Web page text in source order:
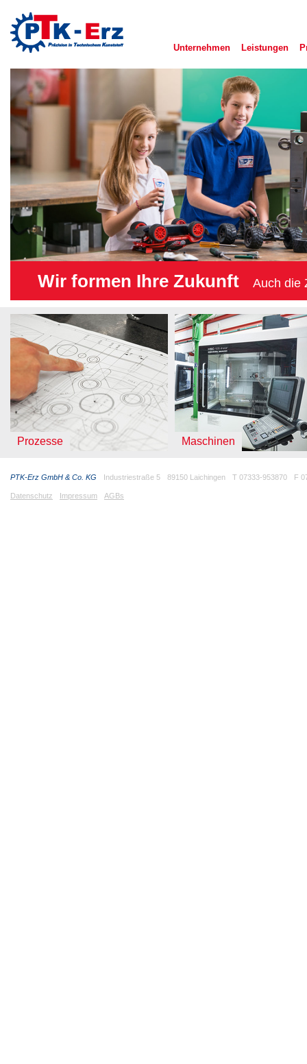
Unternehmen
Leistungen
Wir formen Ihre Zukunft Auch die
Prozesse Maschinen
PTK-Erz GmbH & Co. KG Industriestraße 5 89150 Laichingen T 07333-953870 F
Datenschutz Impressum AGBs